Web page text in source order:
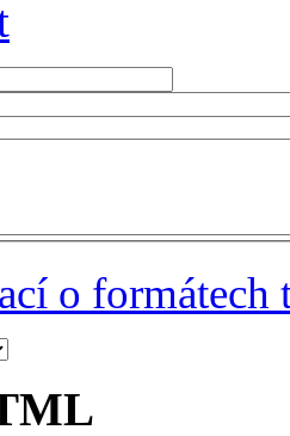
o formátech